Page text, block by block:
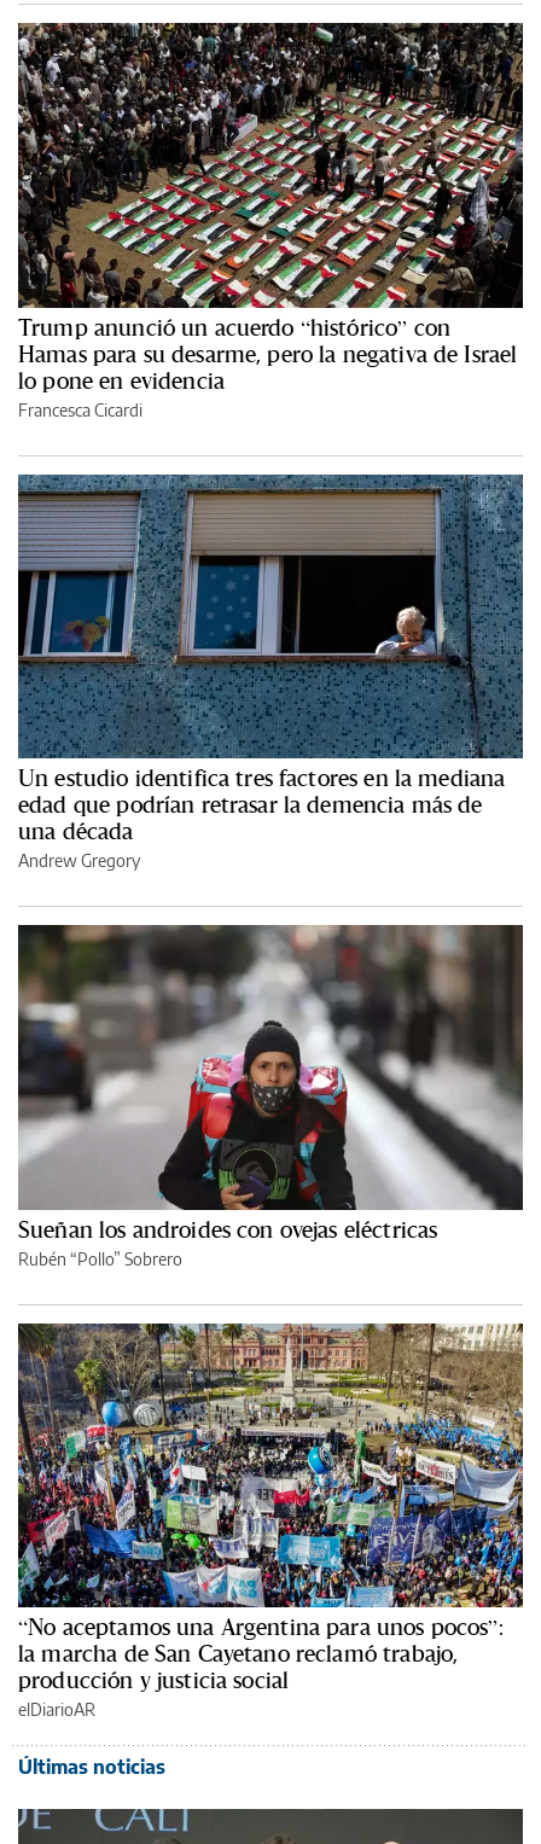
Trump anunció un acuerdo “histórico” con
Hamas para su desarme, pero la negativa de Israel
lo pone en evidencia
Francesca Cicardi
Un estudio identifica tres factores en la mediana
edad que podrían retrasar la demencia más de
una década
Andrew Gregory
Sueñan los androides con ovejas eléctricas
Rubén “Pollo” Sobrero
“No aceptamos una Argentina para unos pocos”:
la marcha de San Cayetano reclamó trabajo,
producción y justicia social
elDiarioAR
Últimas noticias